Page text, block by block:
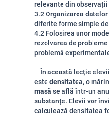
relevante din observații
3.2 Organizarea
diferite forme simple
4.2 Folosirea unor
rezolvarea de
problemă
În această lecție
este densitatea, o
masă se află într-un
substanțe. Elevii vor
calculează densitatea